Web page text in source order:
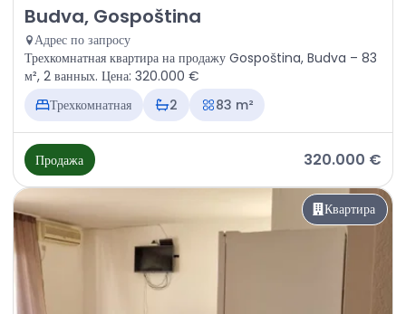
Продажа - Квартира Budva, Gospoština
Budva, Gospoština
Адрес по запросу
Трехкомнатная квартира на продажу Gospoština, Budva – 83
м², 2 ванных. Цена: 320.000 €
Трехкомнатная
2 83 m²
Продажа 320.000 €
Квартира